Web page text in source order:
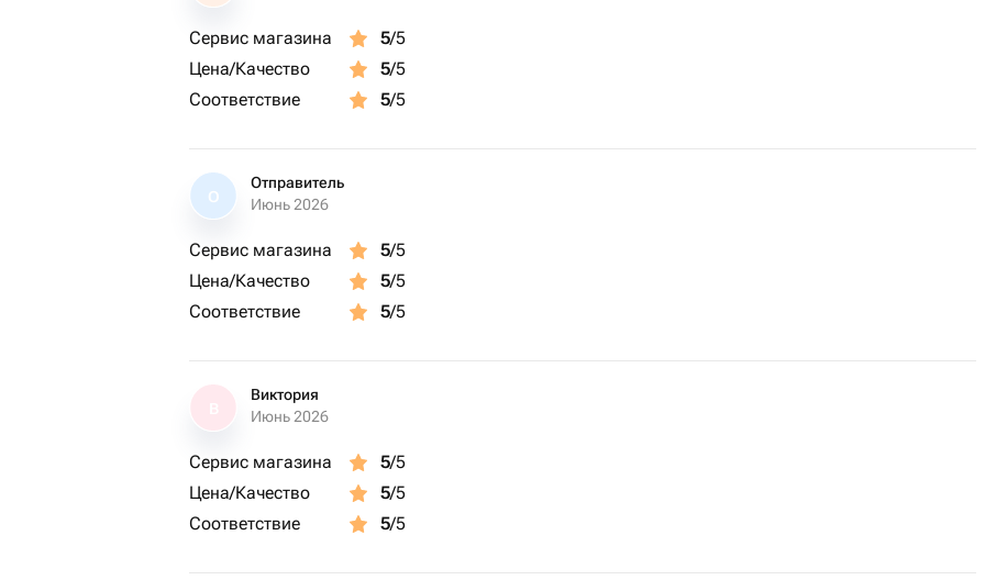
Сервис магазина 5/5
Цена/Качество
5/5
Соответствие
5/5
О
Отправитель
Июнь 2026
Сервис магазина 5/5
Цена/Качество
5/5
Соответствие
5/5
Виктория
Июнь 2026
Сервис магазина 5/5
Цена/Качество
5/5
Соответствие
5/5